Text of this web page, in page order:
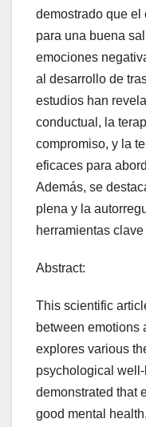
demostrado que el
para una buena
emociones
al desarrollo de
estudios han
conductual, la
compromiso, y la
eficaces para
Además, se
plena y la
herramientas
Abstract:
This scientific
between emotions
explores various
psychological
demonstrated that
good mental